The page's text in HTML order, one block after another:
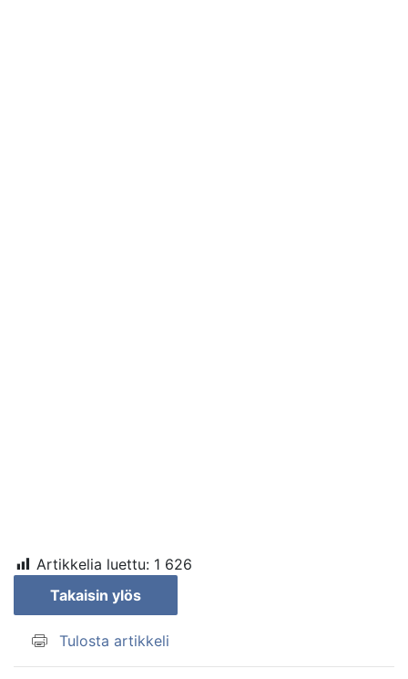
Artikkelia luettu: 1 626
Takaisin ylös
Tulosta artikkeli